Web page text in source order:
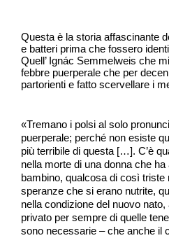
Questa è la storia affascinante
e batteri prima che fossero
Quell’ Ignác Semmelweis che
febbre puerperale che per
partorienti e fatto scervellare i
«Tremano i polsi al solo
puerperale; perché non esiste
più terribile di questa […]. C’è
nella morte di una donna che
bambino, qualcosa di così triste
speranze che si erano nutrite,
nella condizione del nuovo
privato per sempre di quelle
sono necessarie – che anche il